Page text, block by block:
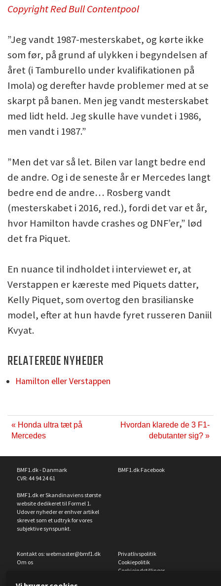
Copyright Red Bull Contentpool
”Jeg vandt 1987-mesterskabet, og kørte ikke
som før, på grund af ulykken i begyndelsen af ​​
året (i Tamburello under kvalifikationen på
Imola) og derefter havde problemer med at se
skarpt på banen. Men jeg vandt mesterskabet
med lidt held. Jeg skulle have vundet i 1986,
men vandt i 1987.”
”Men det var så let. Bilen var langt bedre end
de andre. Og i de seneste år er Mercedes langt
bedre end de andre… Rosberg vandt
(mesterskabet i 2016, red.), fordi det var et år,
hvor Hamilton havde crashes og DNF’er,” lød
det fra Piquet.
En nuance til indholdet i interviewet er, at
Verstappen er kæreste med Piquets datter,
Kelly Piquet, som overtog den brasilianske
model, efter at hun havde fyret russeren Daniil
Kvyat.
RELATEREDE NYHEDER
Hamilton eller Verstappen
« Honda ultra tæt på
Mercedes
Hvordan klarede de 3 F1-
debutanter sig? »
BMF1.dk - Danmark
CVR: 44 94 24 61
BMF1.dk er Skandinaviens største
website dedikeret til Formel 1.
Udover nyheder er enhver artikel
skrevet som et udtryk for vores
subjektive synspunkt.
BMF1.dk Facebook
Kontakt os: webmaster@bmf1.dk
Om os
Privatlivspolitik
Cookiepolitik
Cookieindstillinger